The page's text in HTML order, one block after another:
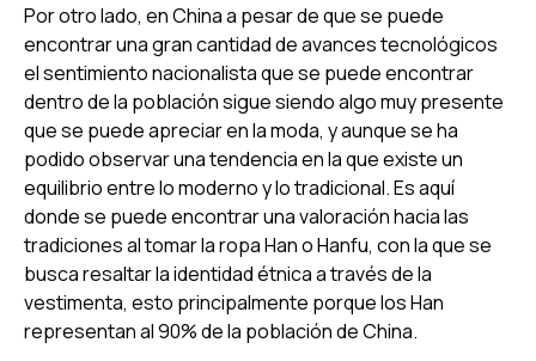
Por otro lado, en China a pesar de que se puede
encontrar una gran cantidad de avances tecnológicos
el sentimiento nacionalista que se puede encontrar
dentro de la población sigue siendo algo muy presente
que se puede apreciar en la moda, y aunque se ha
podido observar una tendencia en la que existe un
equilibrio entre lo moderno y lo tradicional. Es aquí
donde se puede encontrar una valoración hacia las
tradiciones al tomar la ropaHanoHanfu, con la que se
busca resaltar la identidad étnica a través de la
vestimenta, esto principalmente porque losHan
representan al 90% de la población de China.